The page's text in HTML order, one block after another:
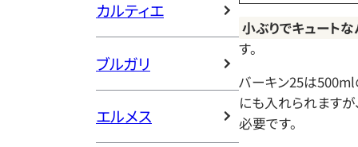
カルティエ
ブルガリ
エルメス
小ぶりでキュート
す。
バーキン25は500ml
にも入れられます
必要です。